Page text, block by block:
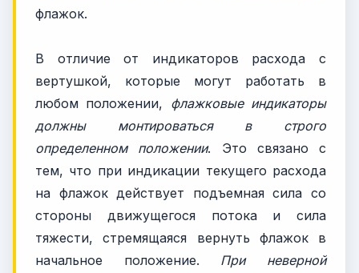
флажок.
В отличие от индикаторов расхода с
вертушкой, которые могут работать в
любом положении, флажковые индикаторы
должны монтироваться в строго
определенном положении. Это связано с
тем, что при индикации текущего расхода
на флажок действует подъемная сила со
стороны движущегося потока и сила
тяжести, стремящаяся вернуть флажок в
начальное положение. При неверной